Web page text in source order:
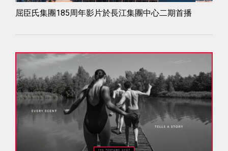
屈臣氏集團185周年影片於長江集團中心二期首播